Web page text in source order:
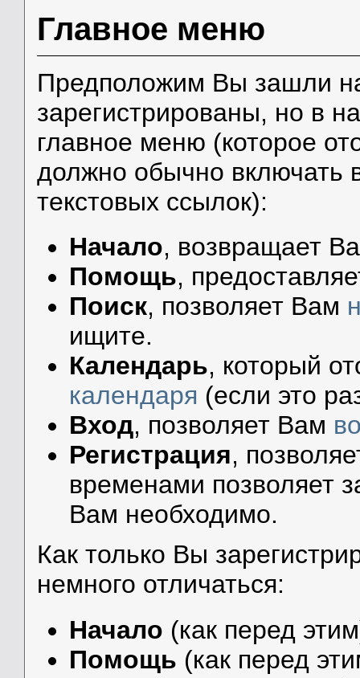
Главное меню
Предположим Вы зашли
зарегистрированы, но в
главное меню (которое
должно обычно включать
текстовых ссылок):
Начало, возвращает
Помощь,
Поиск, позволяет Вам
ищите.
Календарь, который
календаря (если это
Вход, позволяет Вам
Регистрация,
временами позволяет
Вам необходимо.
Как только Вы
немного отличаться:
Начало (как перед
Помощь (как перед